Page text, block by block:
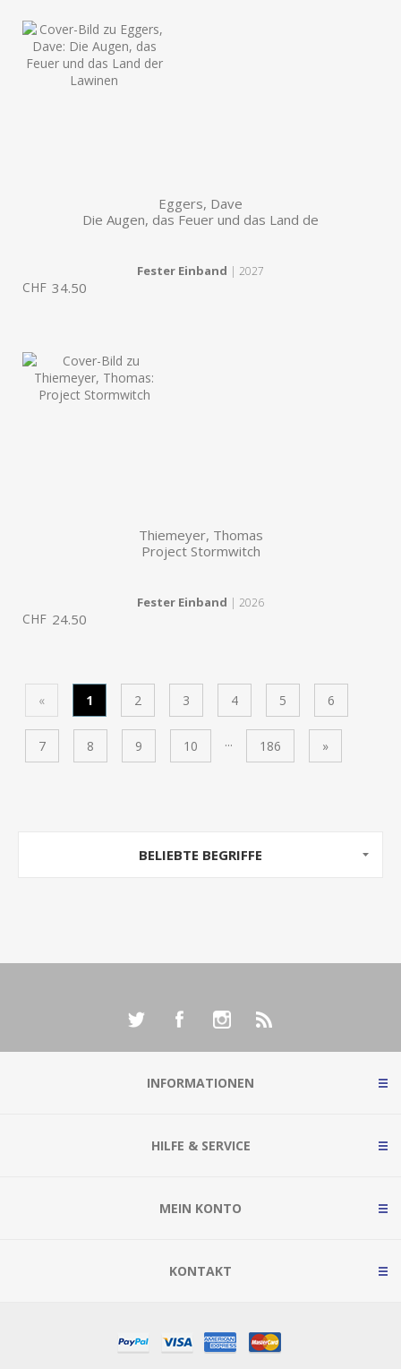
Eggers, Dave
Die Augen, das Feuer und das Land de
Fester Einband | 2027
CHF 34.50
Thiemeyer, Thomas
Project Stormwitch
Fester Einband | 2026
CHF 24.50
« 1 2 3 4 5 6
7 8 9 10 ... 186 »
BELIEBTE BEGRIFFE
INFORMATIONEN
HILFE & SERVICE
MEIN KONTO
KONTAKT